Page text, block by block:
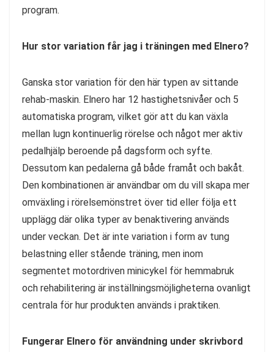
program.
Hur stor variation får jag i träningen med Elnero?
Ganska stor variation för den här typen av sittande
rehab-maskin. Elnero har 12 hastighetsnivåer och 5
automatiska program, vilket gör att du kan växla
mellan lugn kontinuerlig rörelse och något mer aktiv
pedalhjälp beroende på dagsform och syfte.
Dessutom kan pedalerna gå både framåt och bakåt.
Den kombinationen är användbar om du vill skapa mer
omväxling i rörelsemönstret över tid eller följa ett
upplägg där olika typer av benaktivering används
under veckan. Det är inte variation i form av tung
belastning eller stående träning, men inom
segmentet motordriven minicykel för hemmabruk
och rehabilitering är inställningsmöjligheterna ovanligt
centrala för hur produkten används i praktiken.
Fungerar Elnero för användning under skrivbord